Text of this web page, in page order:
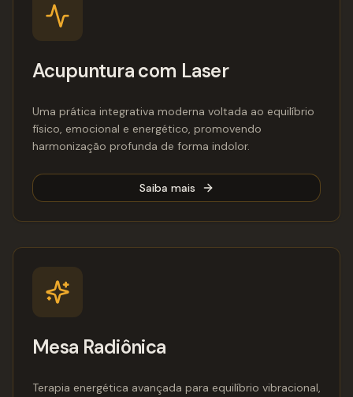
Acupuntura com Laser
Uma prática integrativa moderna voltada ao equilíbrio
físico, emocional e energético, promovendo
harmonização profunda de forma indolor.
Saiba mais
Mesa Radiônica
Terapia energética avançada para equilíbrio vibracional,